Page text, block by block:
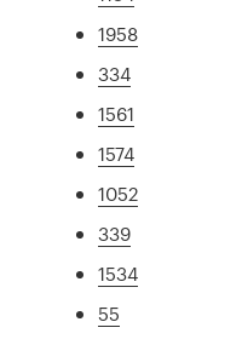
1958
334
1561
1574
1052
339
1534
55